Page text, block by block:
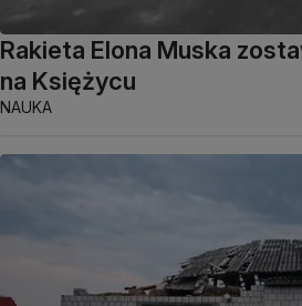
Rakieta Elona Muska
na Księżycu
NAUKA